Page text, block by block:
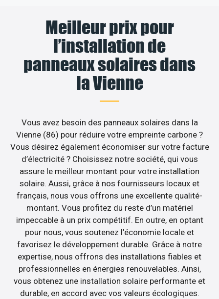
Meilleur prix pour
l’installation de
panneaux solaires dans
la Vienne
Vous avez besoin des panneaux solaires dans la
Vienne (86) pour réduire votre empreinte carbone ?
Vous désirez également économiser sur votre facture
d’électricité ? Choisissez notre société, qui vous
assure le meilleur montant pour votre installation
solaire. Aussi, grâce à nos fournisseurs locaux et
français, nous vous offrons une excellente qualité-
montant. Vous profitez du reste d’un matériel
impeccable à un prix compétitif. En outre, en optant
pour nous, vous soutenez l’économie locale et
favorisez le développement durable. Grâce à notre
expertise, nous offrons des installations fiables et
professionnelles en énergies renouvelables. Ainsi,
vous obtenez une installation solaire performante et
durable, en accord avec vos valeurs écologiques.